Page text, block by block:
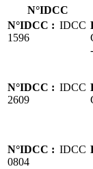
N°IDCC
N°IDCC : IDCC
1596
N°IDCC : IDCC
2609
N°IDCC : IDCC
0804